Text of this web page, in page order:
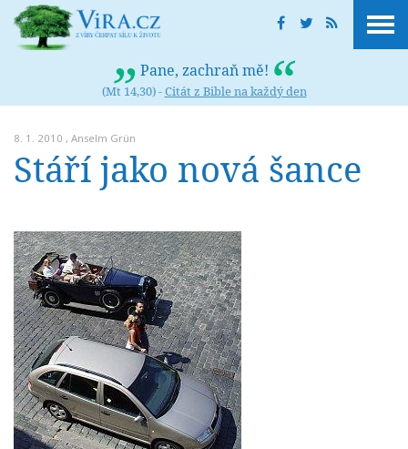
Pane, zachraň mě!
(Mt 14,30) -Citát z Bible na každý den
8. 1. 2010 , Anselm Grün
Stáří jako nová šance